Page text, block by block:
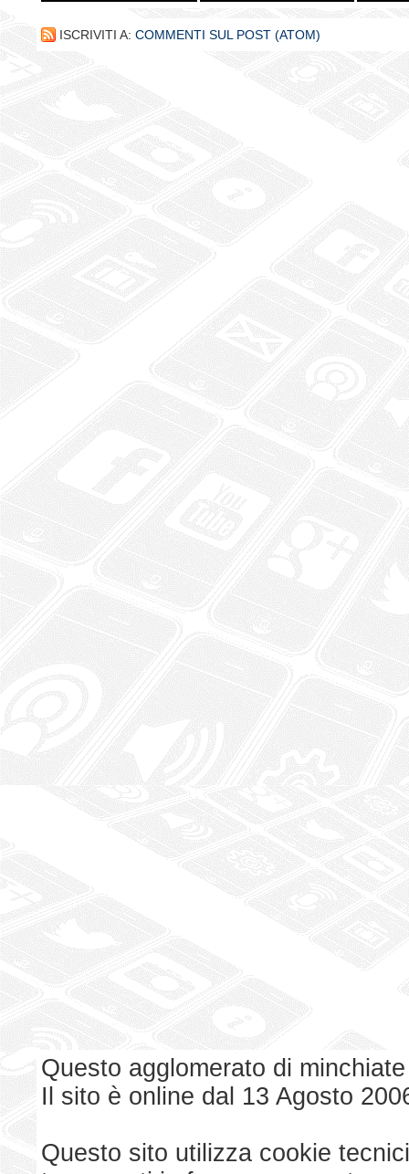
ISCRIVITI A: COMMENTI SUL POST (ATOM)
Questo agglomerato di
Il sito è online dal 13 Agosto
Questo sito utilizza cookie